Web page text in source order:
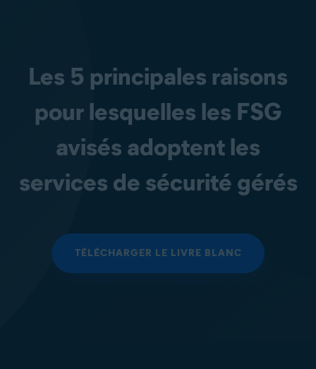
Les 5 principales raisons
pour lesquelles les FSG
avisés adoptent les
services de sécurité gérés
TÉLÉCHARGER LE LIVRE BLANC